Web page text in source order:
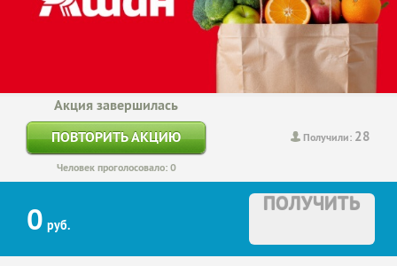
Получили: 28
Акция завершилась
ПОВТОРИТЬ АКЦИЮ
Человек проголосовало: 0
0 руб.
ПОЛУЧИТЬ